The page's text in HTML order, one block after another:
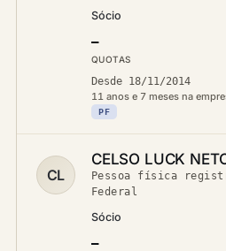
Sócio
—
QUOTAS
Desde 18/11/2014
11 anos e 7 meses na
PF
CL
CELSO LUCK
Pessoa física
Federal
Sócio
—